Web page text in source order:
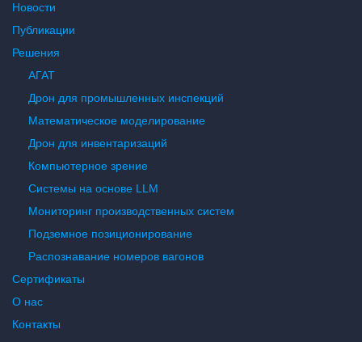
Новости
Публикации
Решения
АГАТ
Дрон для промышленных инспекций
Математическое моделирование
Дрон для инвентаризаций
Компьютерное зрение
Системы на основе LLM
Мониторинг производственных систем
Подземное позиционирование
Распознавание номеров вагонов
Сертификаты
О нас
Контакты